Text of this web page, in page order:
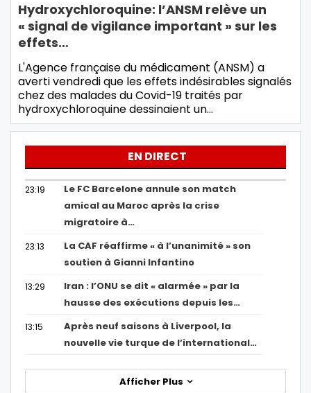
Hydroxychloroquine: l’ANSM relève un
« signal de vigilance important » sur les
effets…
L'Agence française du médicament (ANSM) a
averti vendredi que les effets indésirables signalés
chez des malades du Covid-19 traités par
hydroxychloroquine dessinaient un…
EN DIRECT
23:19
Le FC Barcelone annule son match
amical au Maroc après la crise
migratoire à…
23:13
La CAF réaffirme « à l’unanimité » son
soutien à Gianni Infantino
13:29
Iran : l’ONU se dit « alarmée » par la
hausse des exécutions depuis les…
13:15
Après neuf saisons à Liverpool, la
nouvelle vie turque de l’international…
Afficher Plus